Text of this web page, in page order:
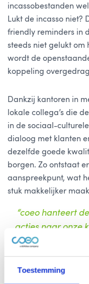
Toestemming
incassobestanden
Lukt de incasso niet?
friendly reminders in
steeds niet gelukt om
wordt de
koppeling
Dankzij kantoren in
lokale collega’s die
in de sociaal-
dialoog met klanten
dezelfde goede
borgen. Zo ontstaat
aanspreekpunt, wat
stuk makkelijker
“coeo hanteert
acties naar onze
zijn daardoor het
De klant